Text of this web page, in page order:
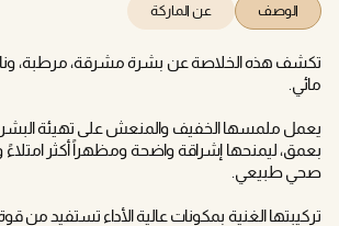
الوصف عن الماركة
تكشف هذه الخلاصة عن بشرة مشرقة، مرطبة،
مائي.
يعمل ملمسها الخفيف والمنعش على تهيئة
بعمق، ليمنحها إشراقة واضحة ومظهراً أكثر
صحي طبيعي.
تركيبتها الغنية بمكونات عالية الأداء تستفيد